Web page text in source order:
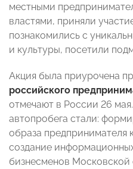
местными
властями, приняли
познакомились с
и культуры, посетили
Акция была приурочена
российского
отмечают в России 26
автопробега стали:
образа предпринимателя
создание
бизнесменов Московской